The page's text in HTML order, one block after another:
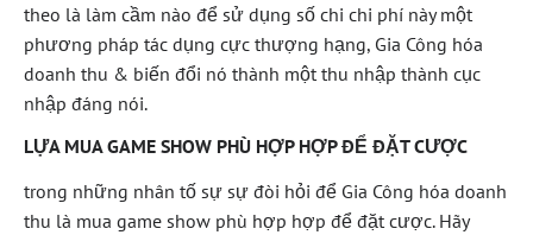
theo là làm cầm nào để sử dụng số chi chi phí này một
phương pháp tác dụng cực thượng hạng, Gia Công hóa
doanh thu & biến đổi nó thành một thu nhập thành cục
nhập đáng nói.
LỰA MUA GAME SHOW PHÙ HỢP HỢP ĐỂ ĐẶT CƯỢC
trong những nhân tố sự sự đòi hỏi để Gia Công hóa doanh
thu là mua game show phù hợp hợp để đặt cược. Hãy